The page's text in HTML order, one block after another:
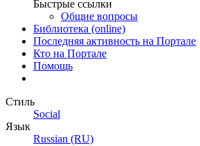
Быстрые ссылки
Общие вопросы
Библиотека (online)
Последняя активность на Портале
Кто на Портале
Помощь
Стиль
Social
Язык
Russian (RU)